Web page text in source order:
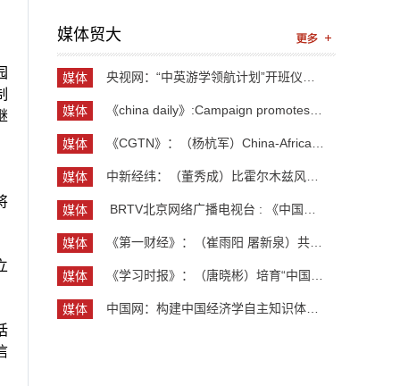
《中国开放型经济学》教学研讨会
媒体贸大
媒体
媒体
媒体
媒体
媒体
媒体
媒体
媒体